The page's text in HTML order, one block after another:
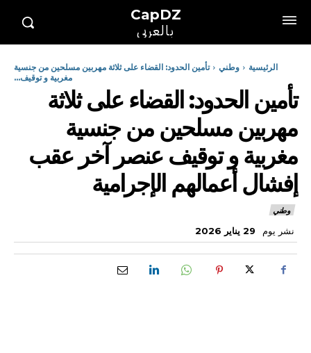
CapDZ
بالعربي
الرئيسية وطني
تأمين الحدود: القضاء على ثلاثة مهربين مسلحين من جنسية
مغربية و توقيف...
تأمين الحدود: القضاء على ثلاثة
مهربين مسلحين من جنسية
مغربية و توقيف عنصر آخر عقب
إفشال أعمالهم الإجرامية
وطني
نشر يوم 29 يناير 2026